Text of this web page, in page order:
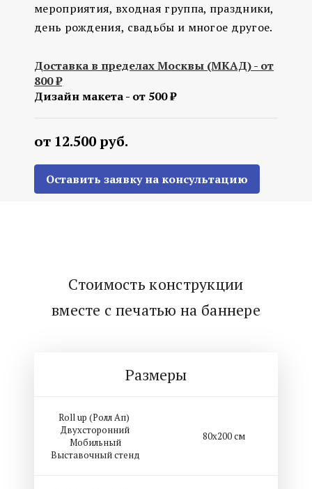
мероприятия, входная группа, праздники,
день рождения, свадьбы и многое другое.
Доставка в пределах Москвы (МКАД) - от
800 ₽
Дизайн макета - от 500 ₽
Оставить заявку на консультацию
от 12.500 руб.
Стоимость конструкции
вместе с печатью на баннере
Размеры
Roll up (Ролл Ап)
Двухсторонний
Мобильный
Выставочный стенд
80х200 см